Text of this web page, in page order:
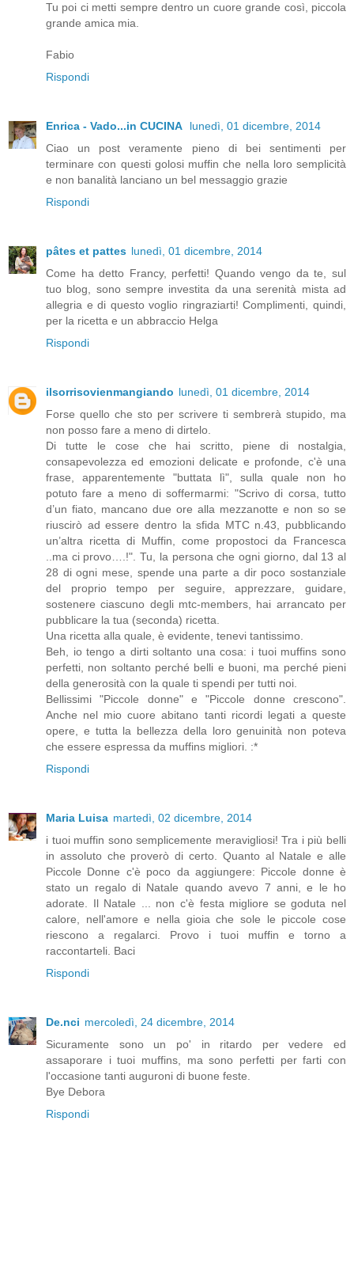
Tu poi ci metti sempre dentro un cuore grande così, piccola
grande amica mia.
Fabio
Rispondi
Enrica - Vado...in CUCINA
lunedì, 01 dicembre, 2014
Ciao un post veramente pieno di bei sentimenti per
terminare con questi golosi muffin che nella loro semplicità
e non banalità lanciano un bel messaggio grazie
Rispondi
pâtes et pattes lunedì, 01 dicembre, 2014
Come ha detto Francy, perfetti! Quando vengo da te, sul
tuo blog, sono sempre investita da una serenità mista ad
allegria e di questo voglio ringraziarti! Complimenti, quindi,
per la ricetta e un abbraccio Helga
Rispondi
ilsorrisovienmangiando lunedì, 01 dicembre, 2014
Forse quello che sto per scrivere ti sembrerà stupido, ma
non posso fare a meno di dirtelo.
Di tutte le cose che hai scritto, piene di nostalgia,
consapevolezza ed emozioni delicate e profonde, c'è una
frase, apparentemente "buttata lì", sulla quale non ho
potuto fare a meno di soffermarmi: "Scrivo di corsa, tutto
d’un fiato, mancano due ore alla mezzanotte e non so se
riuscirò ad essere dentro la sfida MTC n.43, pubblicando
un’altra ricetta di Muffin, come propostoci da Francesca
..ma ci provo….!". Tu, la persona che ogni giorno, dal 13 al
28 di ogni mese, spende una parte a dir poco sostanziale
del proprio tempo per seguire, apprezzare, guidare,
sostenere ciascuno degli mtc-members, hai arrancato per
pubblicare la tua (seconda) ricetta.
Una ricetta alla quale, è evidente, tenevi tantissimo.
Beh, io tengo a dirti soltanto una cosa: i tuoi muffins sono
perfetti, non soltanto perché belli e buoni, ma perché pieni
della generosità con la quale ti spendi per tutti noi.
Bellissimi "Piccole donne" e "Piccole donne crescono".
Anche nel mio cuore abitano tanti ricordi legati a queste
opere, e tutta la bellezza della loro genuinità non poteva
che essere espressa da muffins migliori. :*
Rispondi
Maria Luisa martedì, 02 dicembre, 2014
i tuoi muffin sono semplicemente meravigliosi! Tra i più belli
in assoluto che proverò di certo. Quanto al Natale e alle
Piccole Donne c'è poco da aggiungere: Piccole donne è
stato un regalo di Natale quando avevo 7 anni, e le ho
adorate. Il Natale ... non c'è festa migliore se goduta nel
calore, nell'amore e nella gioia che sole le piccole cose
riescono a regalarci. Provo i tuoi muffin e torno a
raccontarteli. Baci
Rispondi
De.nci mercoledì, 24 dicembre, 2014
Sicuramente sono un po' in ritardo per vedere ed
assaporare i tuoi muffins, ma sono perfetti per farti con
l'occasione tanti auguroni di buone feste.
Bye Debora
Rispondi